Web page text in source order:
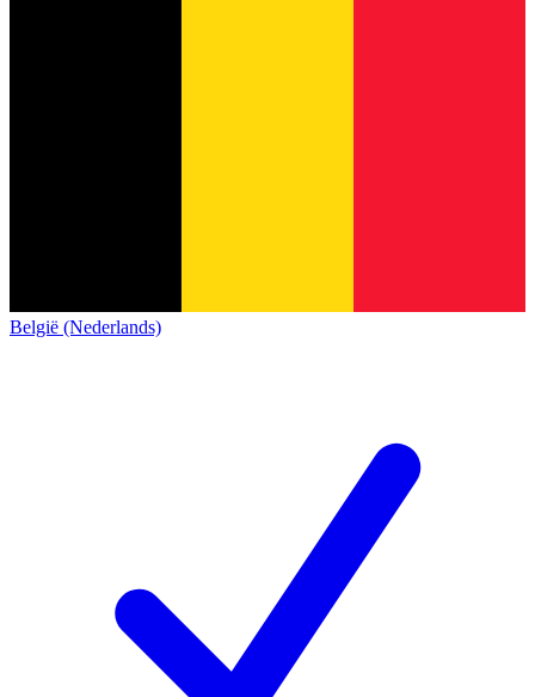
België (Nederlands)